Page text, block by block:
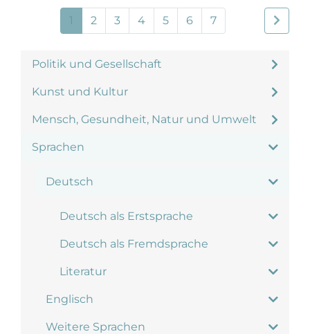
Politik und Gesellschaft
Kunst und Kultur
Mensch, Gesundheit, Natur und Umwelt
Sprachen
Deutsch
Deutsch als Erstsprache
Deutsch als Fremdsprache
Literatur
Englisch
Weitere Sprachen
1 2 3 4 5 6 7